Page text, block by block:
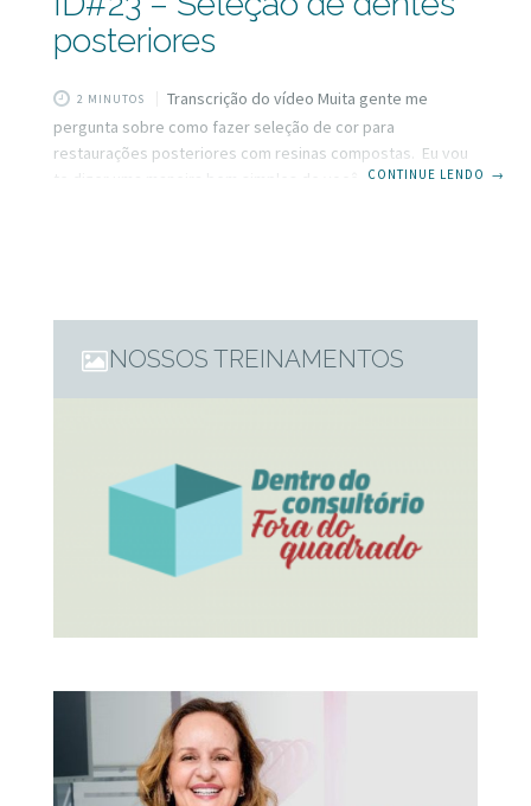
posteriores
2 MINUTOS
Transcrição do vídeo Muita gente me
pergunta sobre como fazer seleção de cor para
restaurações posteriores com resinas compostas. Eu vou
te dizer uma maneira bem simples de você conseguir
CONTINUE LENDO →
NOSSOS TREINAMENTOS